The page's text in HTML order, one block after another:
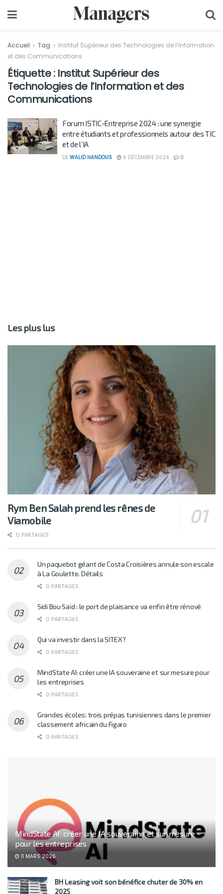
Accueil Tag
Institut Supérieur des Technologies de l’Information
et des Communications
Étiquette : Institut Supérieur des
Technologies de l’Information et des
Communications
Forum ISTIC-Entreprise 2024 : une synergie
entre étudiants et professionnels autour des TIC
et de l’IA
DE WALID HANDOUS 6 DÉCEMBRE 2024 0
Les plus lus
Rym Ben Salah prend les rênes de
Viamobile
0 PARTAGES
Un paquebot géant de Costa Croisières annule son escale
à La Goulette. Détails
0 PARTAGES
Sidi Bou Saïd : le port de plaisance va enfin être rénové
0 PARTAGES
Qui va investir dans la SITEX?
0 PARTAGES
MindState AI: créer une IA souveraine et sur mesure pour
les entreprises
0 PARTAGES
Grandes écoles: trois prépas tunisiennes dans le premier
classement africain du Figaro
0 PARTAGES
MindState AI: créer une IA souveraine et sur mesure
pour les entreprises
11 MARS 2026
BH Leasing voit son bénéfice chuter de 30% en
2025